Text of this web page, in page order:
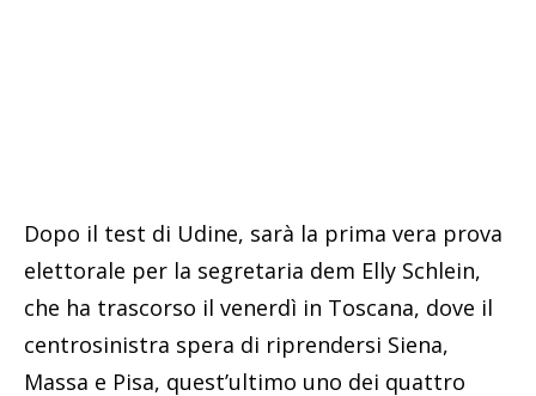
Dopo il test di Udine, sarà la prima vera prova
elettorale per la segretaria dem Elly Schlein,
che ha trascorso il venerdì in Toscana, dove il
centrosinistra spera di riprendersi Siena,
Massa e Pisa, quest’ultimo uno dei quattro